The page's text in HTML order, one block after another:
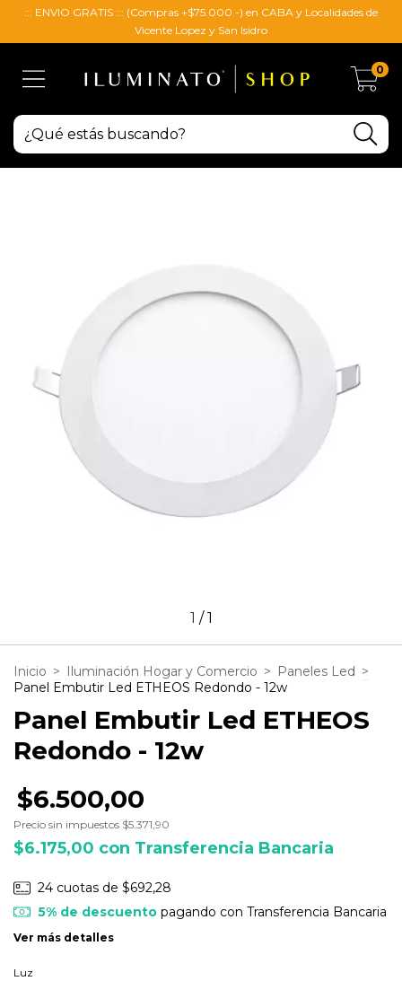
::: ENVIO GRATIS ::: (Compras +$75.000.-) en CABA y Localidades de
Vicente Lopez y San Isidro
0
1 /1
Inicio > Iluminación Hogar y Comercio > Paneles Led >
Panel Embutir Led ETHEOS Redondo - 12w
Panel Embutir Led ETHEOS
Redondo - 12w
$6.500,00
Precio sin impuestos $5.371,90
$6.175,00 con Transferencia Bancaria
24 cuotas de $692,28
5% de descuentopagando con Transferencia Bancaria
Ver más detalles
Luz